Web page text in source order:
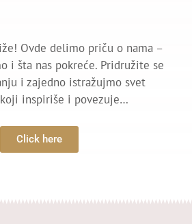
Ovde delimo priču o nama –
i šta nas pokreće. Pridružite se
i zajedno istražujmo svet
inspiriše i povezuje…
Click here